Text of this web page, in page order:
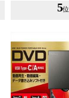
5位